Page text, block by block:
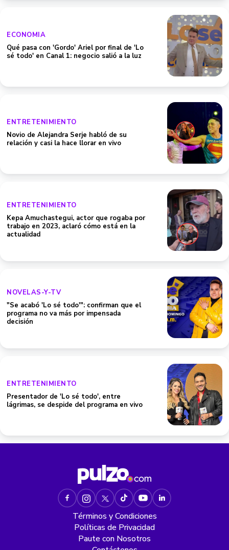
ECONOMIA
Qué pasa con 'Gordo' Ariel por final de 'Lo
sé todo' en Canal 1: negocio salió a la luz
ENTRETENIMIENTO
Novio de Alejandra Serje habló de su
relación y casi la hace llorar en vivo
ENTRETENIMIENTO
Kepa Amuchastegui, actor que rogaba por
trabajo en 2023, aclaró cómo está en la
actualidad
NOVELAS-Y-TV
"Se acabó 'Lo sé todo'": confirman que el
programa no va más por impensada
decisión
ENTRETENIMIENTO
Presentador de 'Lo sé todo', entre
lágrimas, se despide del programa en vivo
Términos y Condiciones
Políticas de Privacidad
Paute con Nosotros